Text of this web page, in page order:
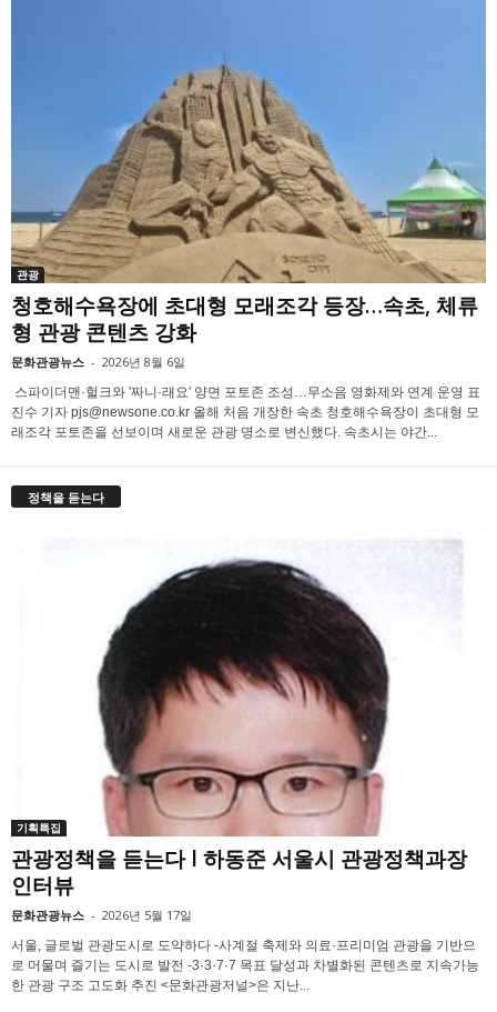
관광
청호해수욕장에 초대형 모래조각 등장…속초, 체류
형 관광 콘텐츠 강화
문화관광뉴스 - 2026년 8월 6일
스파이더맨·헐크와 '짜니·래요' 양면 포토존 조성…무소음 영화제와 연계 운영 표
진수 기자 pjs@newsone.co.kr 올해 처음 개장한 속초 청호해수욕장이 초대형 모
래조각 포토존을 선보이며 새로운 관광 명소로 변신했다. 속초시는 야간...
정책을 듣는다
기획특집
관광정책을 듣는다 l 하동준 서울시 관광정책과장
인터뷰
문화관광뉴스 - 2026년 5월 17일
서울, 글로벌 관광도시로 도약하다 -사계절 축제와 의료·프리미엄 관광을 기반으
로 머물며 즐기는 도시로 발전 -3·3·7·7 목표 달성과 차별화된 콘텐츠로 지속가능
한 관광 구조 고도화 추진 <문화관광저널>은 지난...